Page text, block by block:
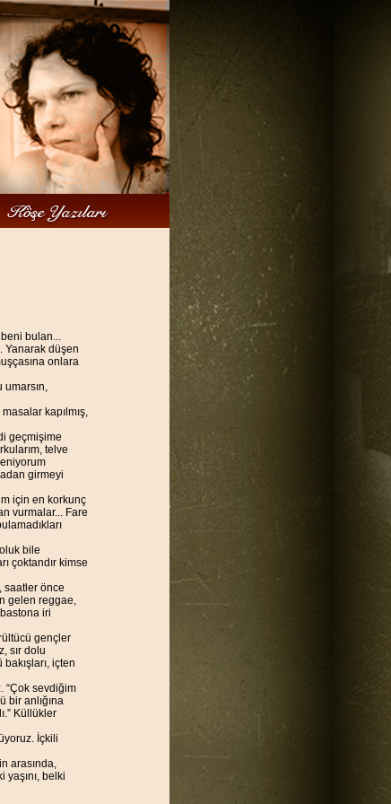
beni bulan...
Yanarak düşen
onlara
umarsın,
kapılmış,
geçmişime
telve
girmeyi
için en korkunç
vurmalar... Fare
bile
çoktandır kimse
saatler önce
gelen reggae,
iri
gençler
sır dolu
içten
“Çok sevdiğim
bir anlığına
Küllükler
İçkili
arasında,
yaşını, belki